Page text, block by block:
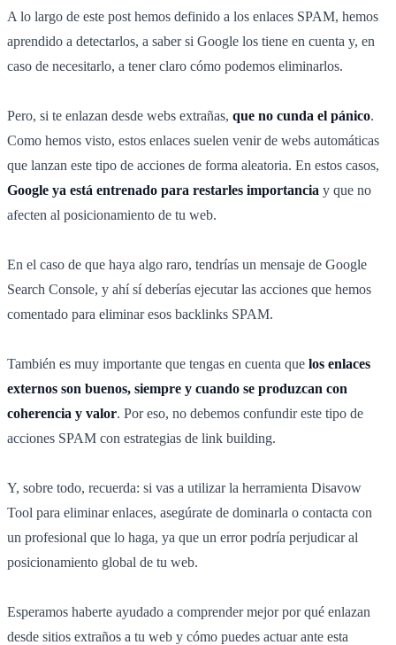
A lo largo de este post hemos definido a los enlaces SPAM, hemos
aprendido a detectarlos, a saber si Google los tiene en cuenta y, en
caso de necesitarlo, a tener claro cómo podemos eliminarlos.
Pero, si te enlazan desde webs extrañas, que no cunda el pánico.
Como hemos visto, estos enlaces suelen venir de webs automáticas
que lanzan este tipo de acciones de forma aleatoria. En estos casos,
Google ya está entrenado para restarles importancia y que no
afecten al posicionamiento de tu web.
En el caso de que haya algo raro, tendrías un mensaje de Google
Search Console, y ahí sí deberías ejecutar las acciones que hemos
comentado para eliminar esos backlinks SPAM.
También es muy importante que tengas en cuenta que los enlaces
externos son buenos, siempre y cuando se produzcan con
coherencia y valor. Por eso, no debemos confundir este tipo de
acciones SPAM con estrategias de link building.
Y, sobre todo, recuerda: si vas a utilizar la herramienta Disavow
Tool para eliminar enlaces, asegúrate de dominarla o contacta con
un profesional que lo haga, ya que un error podría perjudicar al
posicionamiento global de tu web.
Esperamos haberte ayudado a comprender mejor por qué enlazan
desde sitios extraños a tu web y cómo puedes actuar ante esta